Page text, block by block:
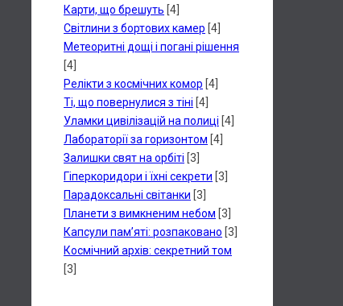
Карти, що брешуть [4]
Світлини з бортових камер [4]
Метеоритні дощі і погані рішення
[4]
Релікти з космічних комор [4]
Ті, що повернулися з тіні [4]
Уламки цивілізацій на полиці [4]
Лабораторії за горизонтом [4]
Залишки свят на орбіті [3]
Гіперкоридори і їхні секрети [3]
Парадоксальні світанки [3]
Планети з вимкненим небом [3]
Капсули пам’яті: розпаковано [3]
Космічний архів: секретний том
[3]